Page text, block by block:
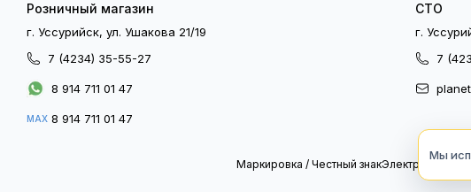
Розничный магазин
г. Уссурийск, ул. Ушакова 21/19
7 (4234) 35-55-27
8 914 711 01 47
MAX 8 914 711 01 47
СТО
г.
7
Маркировка / Честный знакЭлектронный
Мы